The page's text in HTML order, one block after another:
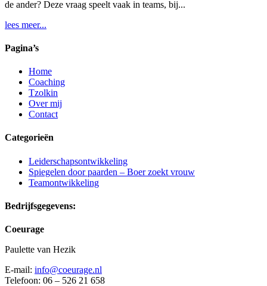
de ander? Deze vraag speelt vaak in teams, bij...
lees meer...
Pagina’s
Home
Coaching
Tzolkin
Over mij
Contact
Categorieën
Leiderschapsontwikkeling
Spiegelen door paarden – Boer zoekt vrouw
Teamontwikkeling
Bedrijfsgegevens:
Coeurage
Paulette van Hezik
E-mail: info@coeurage.nl
Telefoon: 06 – 526 21 658